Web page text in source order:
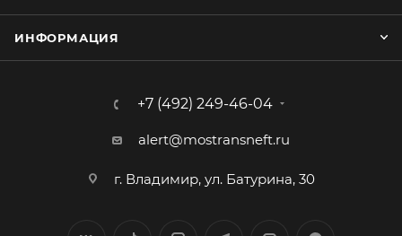
ИНФОРМАЦИЯ
+7 (492) 249-46-04
alert@mostransneft.ru
г. Владимир, ул. Батурина, 30